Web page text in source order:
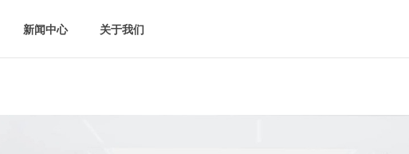
新闻中心 关于我们
新闻中心 关于我们